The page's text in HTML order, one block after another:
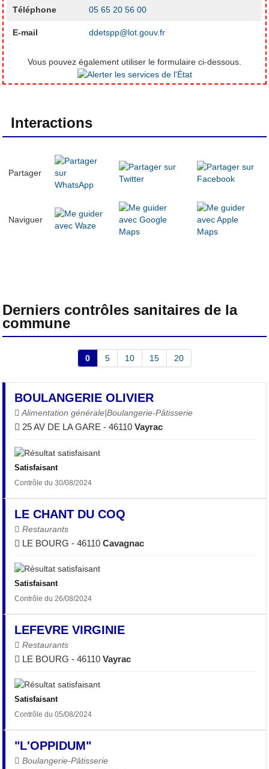
Téléphone 05 65 20 56 00
E-mail ddetspp@lot.gouv.fr
Vous pouvez également utiliser le formulaire ci-dessous.
Interactions
Partager
Naviguer
Derniers contrôles sanitaires de la
commune
0 5 10 15 20
BOULANGERIE OLIVIER
Alimentation générale|Boulangerie-Pâtisserie
25 AV DE LA GARE - 46110Vayrac
Satisfaisant
Contrôle du 30/08/2024
LE CHANT DU COQ
Restaurants
LE BOURG - 46110Cavagnac
Satisfaisant
Contrôle du 26/08/2024
LEFEVRE VIRGINIE
Restaurants
LE BOURG - 46110Vayrac
Satisfaisant
Contrôle du 05/08/2024
"L'OPPIDUM"
Boulangerie-Pâtisserie